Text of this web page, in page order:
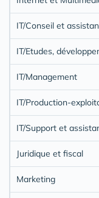
IT/Conseil et
IT/Etudes,
IT/Management
IT/Production-
IT/Support et
Juridique et fiscal
Marketing